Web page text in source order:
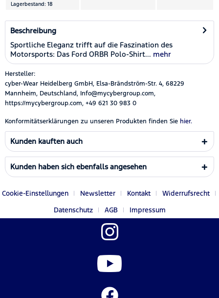
Lagerbestand: 18
Beschreibung
Sportliche Eleganz trifft auf die Faszination des
Motorsports: Das Ford ORBR Polo-Shirt... mehr
Hersteller:
cyber-Wear Heidelberg GmbH, Elsa-Brändström-Str. 4, 68229
Mannheim, Deutschland, Info@mycybergroup.com,
https://mycybergroup.com, +49 621 30 983 0
Konformitätserklärungen zu unseren Produkten finden Sie hier.
Kunden kauften auch
Kunden haben sich ebenfalls angesehen
Cookie-Einstellungen Newsletter Kontakt
Widerrufsrecht
Datenschutz
AGB Impressum